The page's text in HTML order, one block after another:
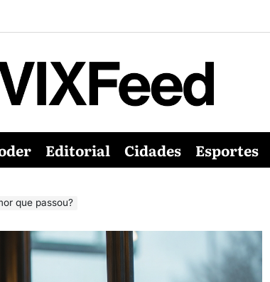
Editorial Cidades Esportes
que passou?